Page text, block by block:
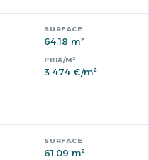
64.18 m²
3 474 €/m²
61.09 m²